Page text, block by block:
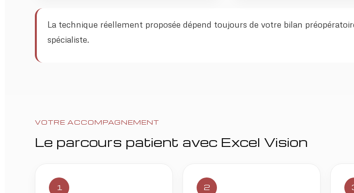
La technique réellement proposée dépend toujours de votre bilan
spécialiste.
VOTRE ACCOMPAGNEMENT
Le parcours patient avec Excel Vision
1 2